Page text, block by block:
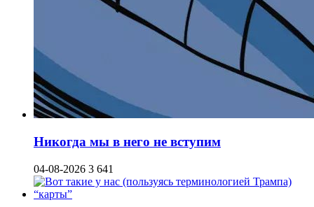
Никогда мы в него не вступим
04-08-2026 3 641